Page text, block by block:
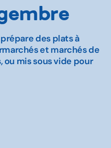
des plats à
et marchés de
ou mis sous vide pour